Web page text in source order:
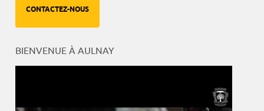
CONTACTEZ-NOUS
BIENVENUE À AULNAY